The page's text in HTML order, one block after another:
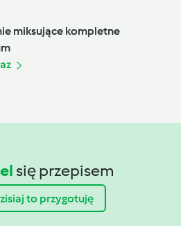
miksujące kompletne
się przepisem
to przygotuję